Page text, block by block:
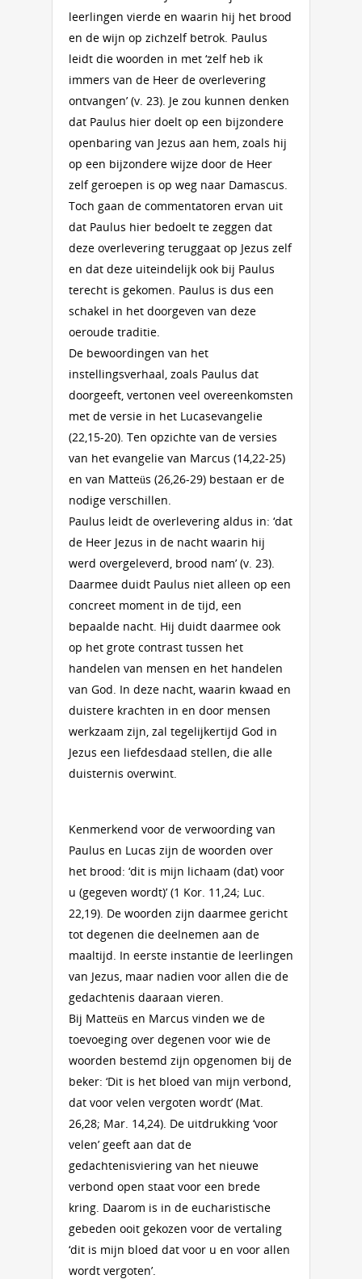
leerlingen vierde en waarin hij het brood
en de wijn op zichzelf betrok. Paulus
leidt die woorden in met ‘zelf heb ik
immers van de Heer de overlevering
ontvangen’ (v. 23). Je zou kunnen denken
dat Paulus hier doelt op een bijzondere
openbaring van Jezus aan hem, zoals hij
op een bijzondere wijze door de Heer
zelf geroepen is op weg naar Damascus.
Toch gaan de commentatoren ervan uit
dat Paulus hier bedoelt te zeggen dat
deze overlevering teruggaat op Jezus zelf
en dat deze uiteindelijk ook bij Paulus
terecht is gekomen. Paulus is dus een
schakel in het doorgeven van deze
oeroude traditie.
De bewoordingen van het
instellingsverhaal, zoals Paulus dat
doorgeeft, vertonen veel overeenkomsten
met de versie in het Lucasevangelie
(22,15-20). Ten opzichte van de versies
van het evangelie van Marcus (14,22-25)
en van Matteüs (26,26-29) bestaan er de
nodige verschillen.
Paulus leidt de overlevering aldus in: ‘dat
de Heer Jezus in de nacht waarin hij
werd overgeleverd, brood nam’ (v. 23).
Daarmee duidt Paulus niet alleen op een
concreet moment in de tijd, een
bepaalde nacht. Hij duidt daarmee ook
op het grote contrast tussen het
handelen van mensen en het handelen
van God. In deze nacht, waarin kwaad en
duistere krachten in en door mensen
werkzaam zijn, zal tegelijkertijd God in
Jezus een liefdesdaad stellen, die alle
duisternis overwint.
Kenmerkend voor de verwoording van
Paulus en Lucas zijn de woorden over
het brood: ‘dit is mijn lichaam (dat) voor
u (gegeven wordt)’ (1 Kor. 11,24; Luc.
22,19). De woorden zijn daarmee gericht
tot degenen die deelnemen aan de
maaltijd. In eerste instantie de leerlingen
van Jezus, maar nadien voor allen die de
gedachtenis daaraan vieren.
Bij Matteüs en Marcus vinden we de
toevoeging over degenen voor wie de
woorden bestemd zijn opgenomen bij de
beker: ‘Dit is het bloed van mijn verbond,
dat voor velen vergoten wordt’ (Mat.
26,28; Mar. 14,24). De uitdrukking ‘voor
velen’ geeft aan dat de
gedachtenisviering van het nieuwe
verbond open staat voor een brede
kring. Daarom is in de eucharistische
gebeden ooit gekozen voor de vertaling
‘dit is mijn bloed dat voor u en voor allen
wordt vergoten’.